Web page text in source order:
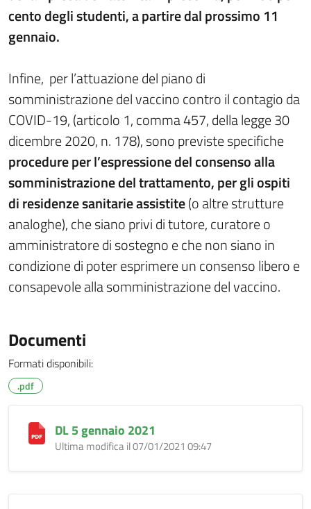
cento degli studenti, a partire dal prossimo 11
gennaio.
Infine, per l’attuazione del piano di
somministrazione del vaccino contro il contagio da
COVID-19, (articolo 1, comma 457, della legge 30
dicembre 2020, n. 178), sono previste specifiche
procedure per l’espressione del consenso alla
somministrazione del trattamento, per gli ospiti
di residenze sanitarie assistite(o altre strutture
analoghe), che siano privi di tutore, curatore o
amministratore di sostegno e che non siano in
condizione di poter esprimere un consenso libero e
consapevole alla somministrazione del vaccino.
Documenti
Formati disponibili:
.pdf
DL 5 gennaio 2021
Ultima modifica il 07/01/2021 09:47